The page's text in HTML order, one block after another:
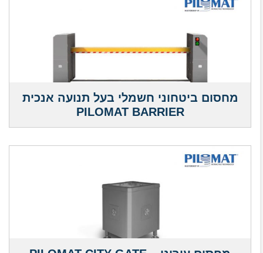
מחסום ביטחוני חשמלי בעל תנועה אנכית
PILOMAT BARRIER